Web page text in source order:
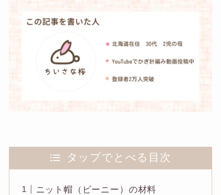
タップでとべる目次
ニット帽（ビーニー）の材料